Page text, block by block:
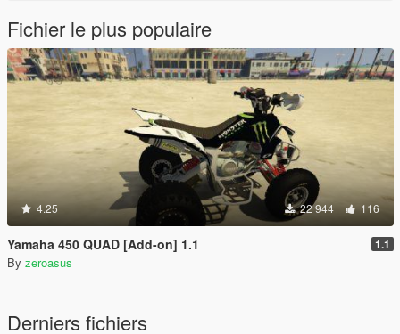
Fichier le plus populaire
4.25 22 944 116
Yamaha 450 QUAD [Add-on] 1.1 1.1
By zeroasus
Derniers fichiers